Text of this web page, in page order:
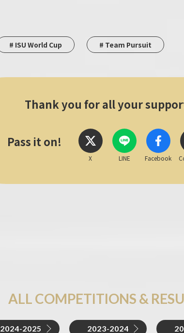
# ISU World Cup # Team Pursuit
Thank you for all your
Pass it on!
X LINE Facebook
ALL COMPETITIONS & RESU
2024-2025 2023-2024